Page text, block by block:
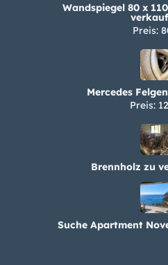
Wandspiegel 80 x
Preis:
Mercedes
Preis:
Brennholz zu
Suche Apartment